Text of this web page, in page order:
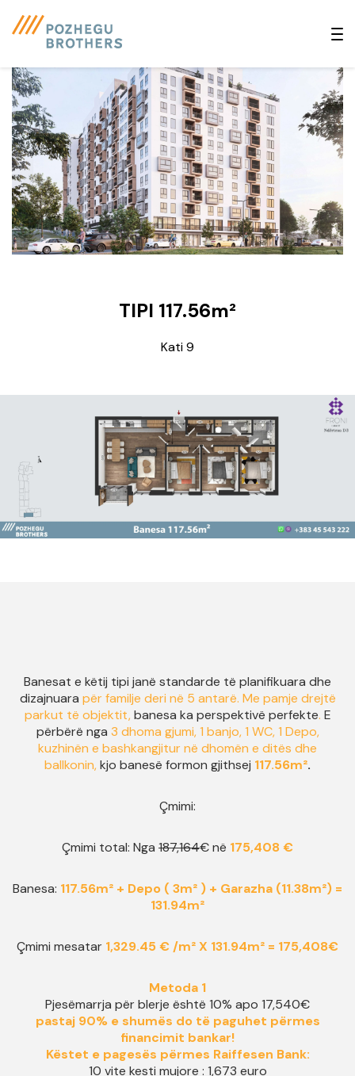
TIPI 117.56m²
Kati 9
Banesat e këtij tipi janë standarde të planifikuara dhe
dizajnuara për familje deri në 5 antarë. Me pamje drejtë
parkut të objektit,banesa ka perspektivë perfekte. E
përbërë nga 3 dhoma gjumi, 1 banjo, 1 WC, 1 Depo,
kuzhinën e bashkangjitur në dhomën e ditës dhe
ballkonin,kjo banesë formon gjithsej 117.56m².
Çmimi:
Çmimi total: Nga 187,164€ në 175,408 €
Banesa: 117.56m² + Depo ( 3m² ) + Garazha (11.38m²) =
131.94m²
Çmimi mesatar 1,329.45 € /m²X 131.94m² = 175,408€
Metoda 1
Pjesëmarrja për blerje është 10% apo 17,540€
pastaj 90% e shumës do të paguhet përmes
financimit bankar!
Këstet e pagesës përmes Raiffesen Bank:
10 vite kesti mujore : 1,673 euro